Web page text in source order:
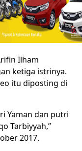
Ilham
ketiga istrinya.
itu diposting di
Yaman dan putri
Tarbiyyah,”
2017.